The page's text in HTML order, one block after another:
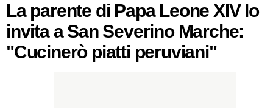
La parente di Papa Leone XIV lo
invita a San Severino Marche:
"Cucinerò piatti peruviani"